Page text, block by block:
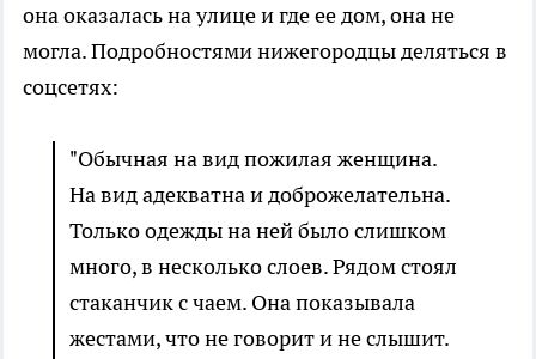
она оказалась на улице и где ее дом, она не
могла. Подробностями нижегородцы деляться в
соцсетях:
"Обычная на вид пожилая женщина.
На вид адекватна и доброжелательна.
Только одежды на ней было слишком
много, в несколько слоев. Рядом стоял
стаканчик с чаем. Она показывала
жестами, что не говорит и не слышит.